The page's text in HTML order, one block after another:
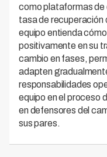
como plataformas de
tasa de recuperación
equipo entienda
positivamente en su
cambio en fases,
adapten
responsabilidades
equipo en el proceso
en defensores del
sus pares.